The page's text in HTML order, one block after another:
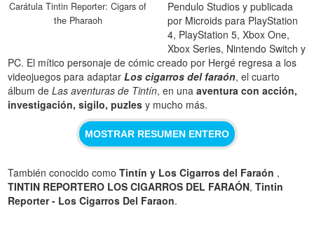
Carátula Tintin Reporter: Cigars of
the Pharaoh
Pendulo Studios y publicada
por Microids para PlayStation
4, PlayStation 5, Xbox One,
Xbox Series, Nintendo Switch y
PC. El mítico personaje de cómic creado por Hergé regresa a los
videojuegos para adaptarLos cigarros del faraón, el cuarto
álbum deLas aventuras de Tintín, en unaaventura con acción,
investigación, sigilo, puzles y mucho más.
MOSTRAR RESUMEN ENTERO
También conocido comoTintín y Los Cigarros del Faraón ,
TINTIN REPORTERO LOS CIGARROS DEL FARAÓN,Tintin
Reporter - Los Cigarros Del Faraon.